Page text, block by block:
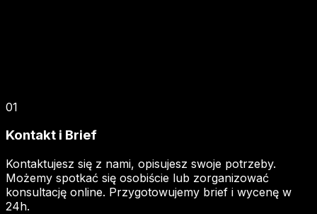
01
Kontakt i Brief
Kontaktujesz się z nami, opisujesz swoje potrzeby.
Możemy spotkać się osobiście lub zorganizować
konsultację online. Przygotowujemy brief i wycenę w
24h.